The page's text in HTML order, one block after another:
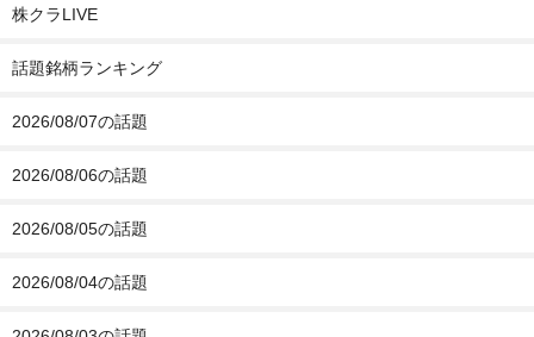
株クラLIVE
話題銘柄ランキング
2026/08/07の話題
2026/08/06の話題
2026/08/05の話題
2026/08/04の話題